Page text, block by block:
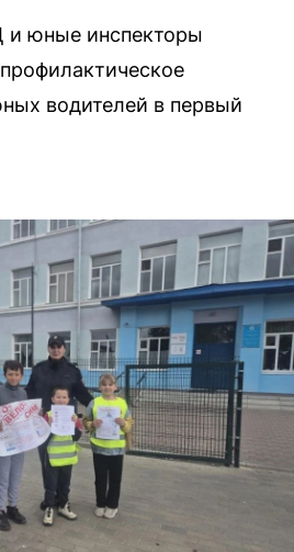
юные инспекторы
водителей в первый